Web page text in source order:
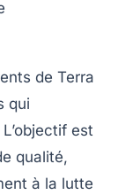
de Terra
qui
est
qualité,
à la lutte